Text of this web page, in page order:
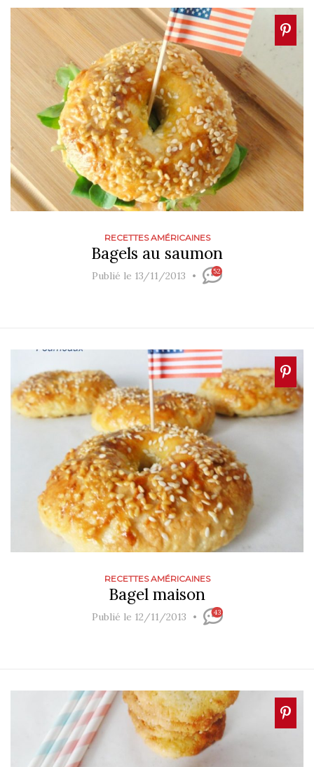
RECETTES AMÉRICAINES
Bagels au saumon
Publié le 13/11/2013 52
RECETTES AMÉRICAINES
Bagel maison
Publié le 12/11/2013 43